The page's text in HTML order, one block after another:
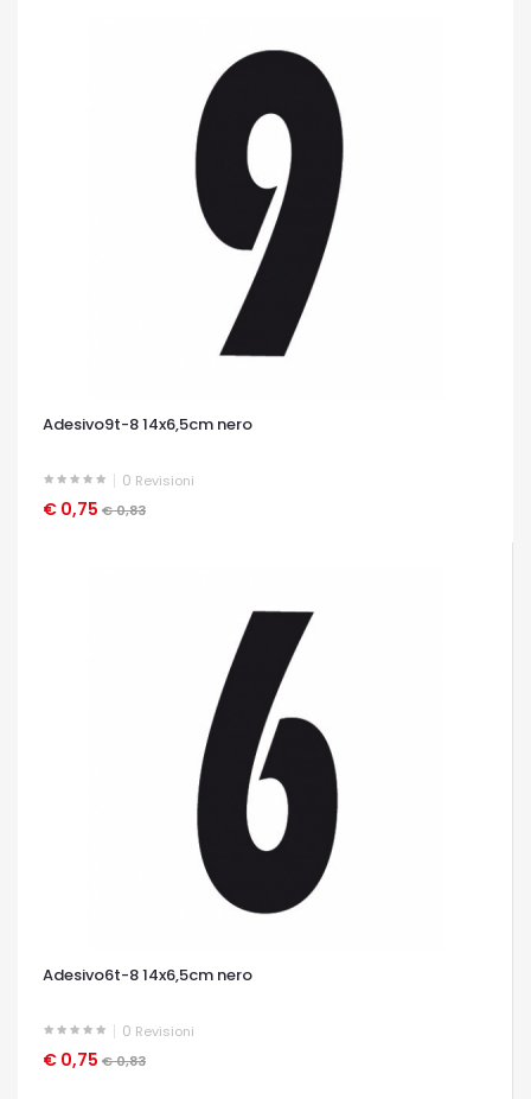
Adesivo9t-8 14x6,5cm nero
0 Revisioni
€ 0,75 € 0,83
OCCHIATA VELOCE
Adesivo6t-8 14x6,5cm nero
0 Revisioni
€ 0,75 € 0,83
OCCHIATA VELOCE